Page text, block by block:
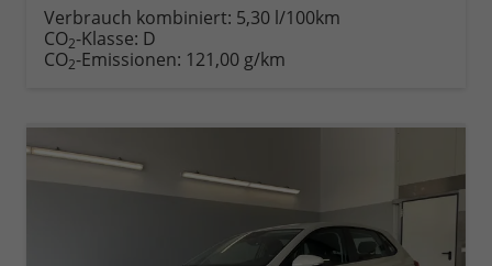
anfordern
Datei,
Verbrauch kombiniert: 5,30 l/100km
CO2-Klasse: D
CO2-Emissionen: 121,00 g/km